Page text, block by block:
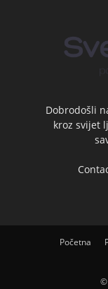
Dobrodošli
kroz svijet
Početna
©